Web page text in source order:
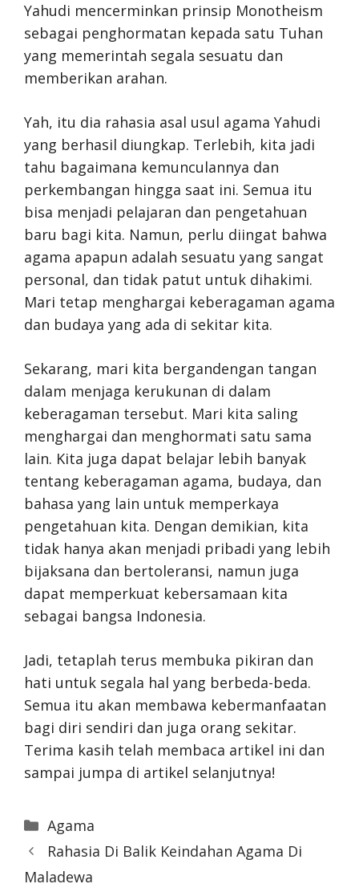
Yahudi mencerminkan prinsip Monotheism
sebagai penghormatan kepada satu Tuhan
yang memerintah segala sesuatu dan
memberikan arahan.
Yah, itu dia rahasia asal usul agama Yahudi
yang berhasil diungkap. Terlebih, kita jadi
tahu bagaimana kemunculannya dan
perkembangan hingga saat ini. Semua itu
bisa menjadi pelajaran dan pengetahuan
baru bagi kita. Namun, perlu diingat bahwa
agama apapun adalah sesuatu yang sangat
personal, dan tidak patut untuk dihakimi.
Mari tetap menghargai keberagaman agama
dan budaya yang ada di sekitar kita.
Sekarang, mari kita bergandengan tangan
dalam menjaga kerukunan di dalam
keberagaman tersebut. Mari kita saling
menghargai dan menghormati satu sama
lain. Kita juga dapat belajar lebih banyak
tentang keberagaman agama, budaya, dan
bahasa yang lain untuk memperkaya
pengetahuan kita. Dengan demikian, kita
tidak hanya akan menjadi pribadi yang lebih
bijaksana dan bertoleransi, namun juga
dapat memperkuat kebersamaan kita
sebagai bangsa Indonesia.
Jadi, tetaplah terus membuka pikiran dan
hati untuk segala hal yang berbeda-beda.
Semua itu akan membawa kebermanfaatan
bagi diri sendiri dan juga orang sekitar.
Terima kasih telah membaca artikel ini dan
sampai jumpa di artikel selanjutnya!
Categories
Agama
Rahasia Di Balik Keindahan Agama Di
Maladewa